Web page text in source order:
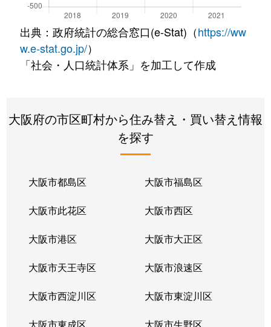
出典：政府統計の総合窓口(e-Stat)（https://ww
w.e-stat.go.jp/）
「社会・人口統計体系」を加工して作成
大阪府の市区町村から住み替え・買い替え情報
を探す
大阪市都島区 大阪市福島区
大阪市此花区 大阪市西区
大阪市港区 大阪市大正区
大阪市天王寺区 大阪市浪速区
大阪市西淀川区 大阪市東淀川区
大阪市東成区 大阪市生野区